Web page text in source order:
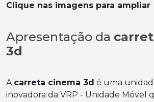
Clique nas imagens para ampliar
Apresentação da
3d
A carreta cinema 3d é uma
inovadora da VRP - Unidade Móvel